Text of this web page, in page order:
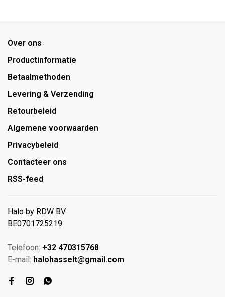
Over ons
Productinformatie
Betaalmethoden
Levering & Verzending
Retourbeleid
Algemene voorwaarden
Privacybeleid
Contacteer ons
RSS-feed
Halo by RDW BV
BE0701725219
Telefoon: +32 470315768
E-mail: halohasselt@gmail.com